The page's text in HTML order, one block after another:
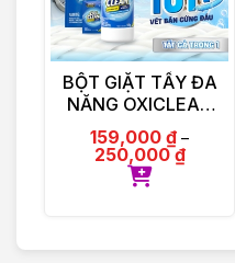
BỘT GIẶT TẨY ĐA
NĂNG OXICLEAN
MULTI – PURPOSE
STAIN REMOVER
159,000 ₫ –
250,000₫